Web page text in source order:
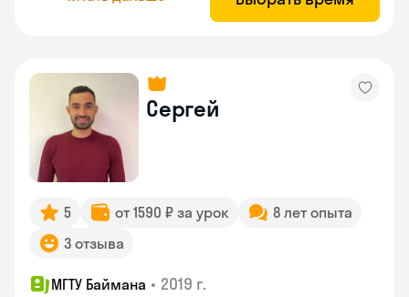
Сергей
5 от 1590 ₽ за урок
8 лет опыта
3 отзыва
МГТУ Баймана • 2019 г.